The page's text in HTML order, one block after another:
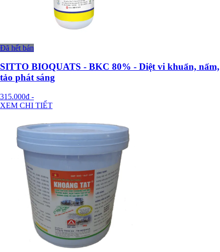
Đã hết bán
SITTO BIOQUATS - BKC 80% - Diệt vi khuẩn, nấm,
tảo phát sáng
315.000đ -
XEM CHI TIẾT